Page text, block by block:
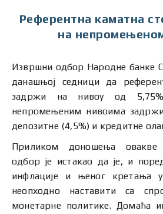
Референтна каматна
на
Извршни одбор Народне банке
данашњој седници да
задржи на нивоу од
непромењеним нивоима
депозитне (4,5%) и кредитне
Приликом доношења
одбор је истакао да је, и
инфлације и њеног кретања
неопходно наставити са
монетарне политике. Домаћа